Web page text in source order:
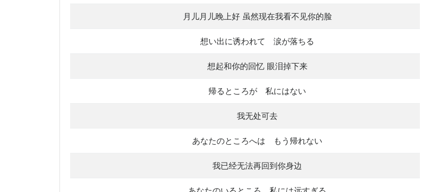
月儿月儿晚上好 虽然现在我看不见你的脸
想い出に诱われて 涙が落ちる
想起和你的回忆 眼泪掉下来
帰るところが 私にはない
我无处可去
あなたのところへは もう帰れない
我已经无法再回到你身边